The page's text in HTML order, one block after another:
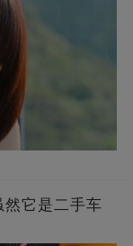
然它是二手车